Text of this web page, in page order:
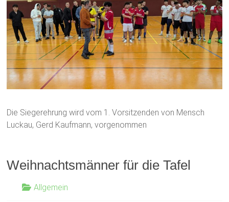
Die Siegerehrung wird vom 1. Vorsitzenden von Mensch
Luckau, Gerd Kaufmann, vorgenommen
Weihnachtsmänner für die Tafel
Allgemein